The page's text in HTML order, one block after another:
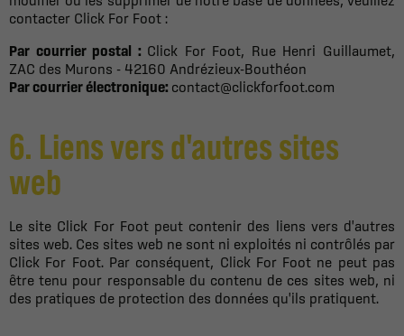
contacter Click For Foot :
Par courrier postal : Click For Foot, Rue Henri Guillaumet,
ZAC des Murons - 42160 Andrézieux-Bouthéon
Par courrier électronique: contact@clickforfoot.com
6. Liens vers d'autres sites
web
Le site Click For Foot peut contenir des liens vers d'autres
sites web. Ces sites web ne sont ni exploités ni contrôlés par
Click For Foot. Par conséquent, Click For Foot ne peut pas
être tenu pour responsable du contenu de ces sites web, ni
des pratiques de protection des données qu'ils pratiquent.